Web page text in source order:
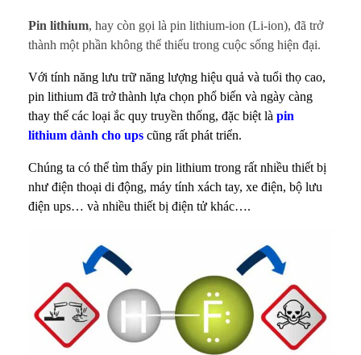
P
i
n
L
h
i
C
Pin lithium, hay còn gọi là pin lithium-ion (Li-ion), đã trở
thành một phần không thể thiếu trong cuộc sống hiện đại.
Với tính năng lưu trữ năng lượng hiệu quả và tuổi thọ cao,
pin lithium đã trở thành lựa chọn phổ biến và ngày càng
thay thế các loại ắc quy truyền thống, đặc biệt là pin
lithium dành cho ups cũng rất phát triển.
Chúng ta có thể tìm thấy pin lithium trong rất nhiều thiết bị
như điện thoại di động, máy tính xách tay, xe điện, bộ lưu
điện ups… và nhiều thiết bị điện tử khác….